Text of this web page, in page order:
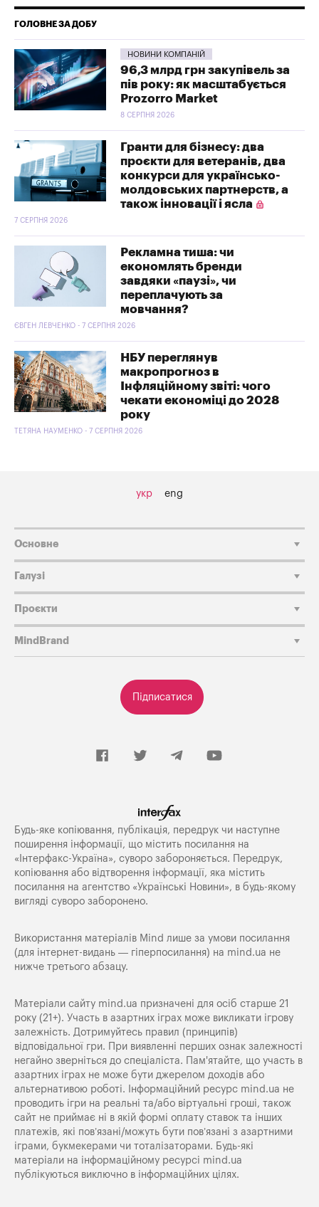
ГОЛОВНЕ ЗА ДОБУ
НОВИНИ КОМПАНІЙ
96,3 млрд грн закупівель за
пів року: як масштабується
Prozorro Market
8 СЕРПНЯ 2026
Гранти для бізнесу: два
проєкти для ветеранів, два
конкурси для українсько-
молдовських партнерств, а
також інновації і ясла
7 СЕРПНЯ 2026
Рекламна тиша: чи
економлять бренди
завдяки «паузі», чи
переплачують за
мовчання?
ЄВГЕН ЛЕВЧЕНКО - 7 СЕРПНЯ 2026
НБУ переглянув
макропрогноз в
Інфляційному звіті: чого
чекати економіці до 2028
року
ТЕТЯНА НАУМЕНКО - 7 СЕРПНЯ 2026
укр eng
Підписатися
Основне
Галузі
Проєкти
MindBrand
Будь-яке копiювання, публiкацiя, передрук чи наступне
поширення iнформацiї, що мiстить посилання на
«Iнтерфакс-Україна», суворо забороняється. Передрук,
копіювання або відтворення інформації, яка містить
посилання на агентство «Українські Новини», в будь-якому
вигляді суворо заборонено.
Використання матеріалів Mind лише за умови посилання
(для інтернет-видань — гіперпосилання) на mind.ua не
нижче третього абзацу.
Матеріали сайту mind.ua призначені для осіб старше 21
року (21+). Участь в азартних іграх може викликати ігрову
залежність. Дотримуйтесь правил (принципів)
відповідальної гри. При виявленні перших ознак залежності
негайно зверніться до спеціаліста. Пам'ятайте, що участь в
азартних іграх не може бути джерелом доходів або
альтернативою роботі. Інформаційний ресурс mind.ua не
проводить ігри на реальні та/або віртуальні гроші, також
сайт не приймає ні в якій формі оплату ставок та інших
платежів, які пов’язані/можуть бути пов’язані з азартними
іграми, букмекерами чи тоталізаторами. Будь-які
матеріали на інформаційному ресурсі mind.ua
публікуються виключно в інформаційних цілях.